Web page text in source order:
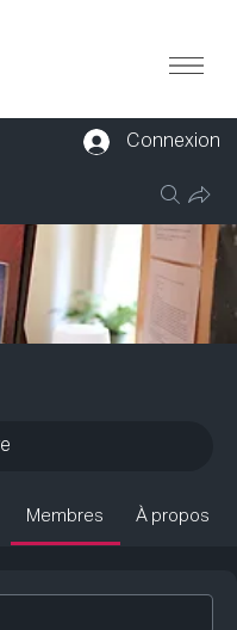
Membres À propos
Connexion